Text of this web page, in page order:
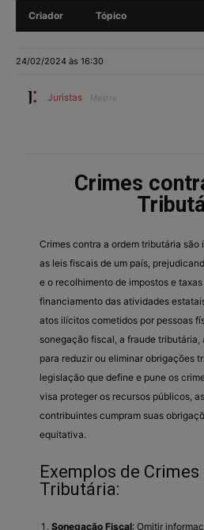
Criador Tópico
24/02/2024 às 16:30
Juristas Mestre
Crimes
Crimes contra a ordem tributária
as leis fiscais de um país,
e o recolhimento de impostos e
financiamento das atividades
atos ilícitos cometidos por pessoas
sonegação fiscal, a fraude
para reduzir ou eliminar obrigações
legislação que define e pune os
visa proteger os recursos públicos,
contribuintes cumpram suas
equitativa.
Exemplos de
Tributária:
Sonegação Fiscal: Omitir